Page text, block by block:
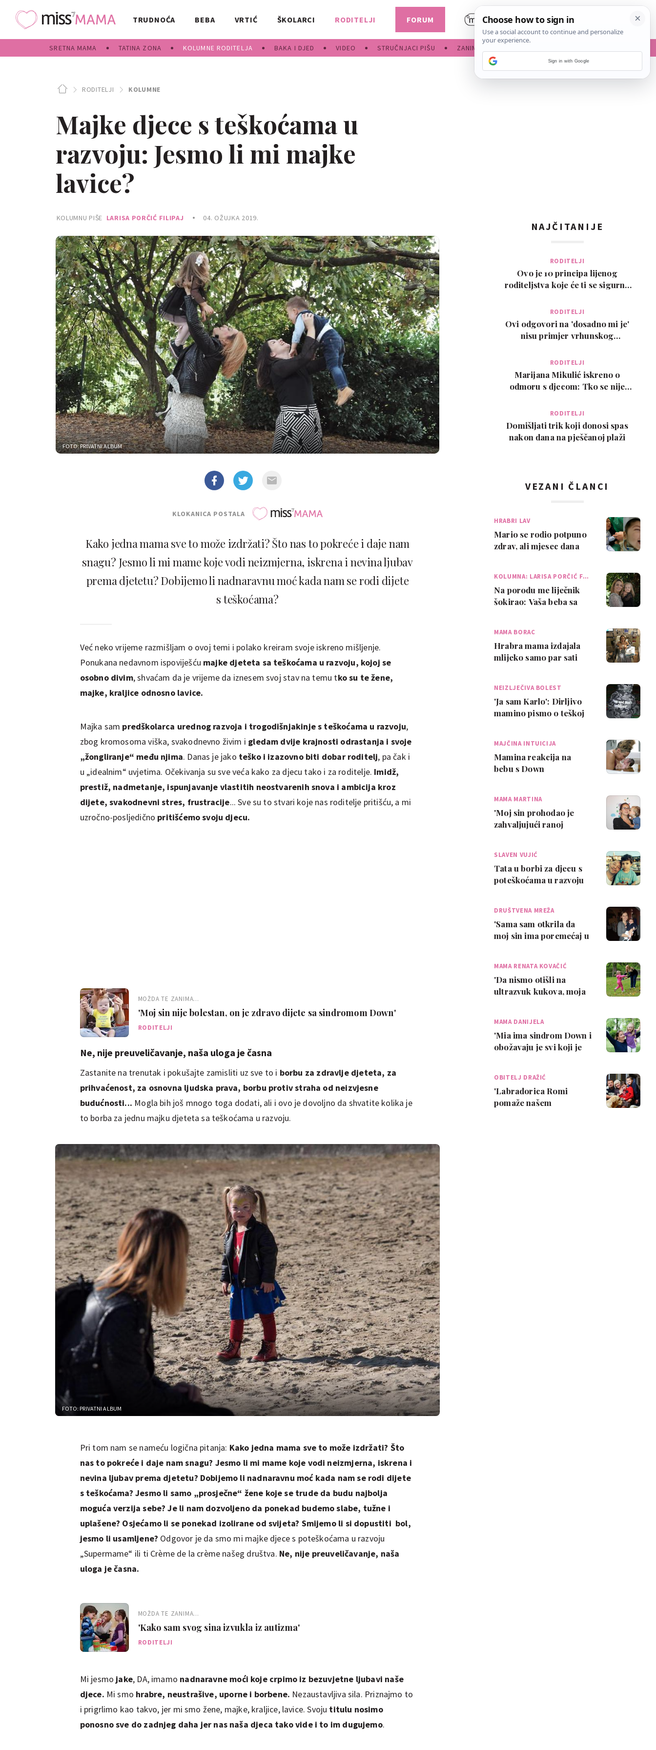
TRUDNOĆA BEBA VRTIĆ ŠKOLARCI RODITELJI
SRETNA MAMA TATINA ZONA KOLUMNE RODITELJA BAKA I DJED VIDEO STRUČNJACI PIŠU ZANIMLJIVOSTI
FORUM
RODITELJI KOLUMNE
Majke djece s teškoćama u
razvoju: Jesmo li mi majke
lavice?
KOLUMNU PIŠE LARISA PORČIĆ FILIPAJ 04. OŽUJKA 2019.
FOTO: PRIVATNI ALBUM
KLOKANICA POSTALA
Kako jedna mama sve to može izdržati? Što nas to pokreće i daje nam
snagu? Jesmo li mi mame koje vodi neizmjerna, iskrena i nevina ljubav
prema djetetu? Dobijemo li nadnaravnu moć kada nam se rodi dijete
s teškoćama?
Već neko vrijeme razmišljam o ovoj temi i polako kreiram svoje iskreno mišljenje.
Ponukana nedavnom ispoviješću majke djeteta sa teškoćama u razvoju, kojoj se
osobno divim, shvaćam da je vrijeme da iznesem svoj stav na temu tko su te žene,
majke, kraljice odnosno lavice.
Majka sam predškolarca urednog razvoja i trogodišnjakinje s teškoćama u razvoju,
zbog kromosoma viška, svakodnevno živim i gledam dvije krajnosti odrastanja i svoje
„žongliranje“ među njima. Danas je jako teško i izazovno biti dobar roditelj, pa čak i
u „idealnim“ uvjetima. Očekivanja su sve veća kako za djecu tako i za roditelje. Imidž,
prestiž, nadmetanje, ispunjavanje vlastitih neostvarenih snova i ambicija kroz
dijete, svakodnevni stres, frustracije... Sve su to stvari koje nas roditelje pritišću, a mi
uzročno-posljedično pritišćemo svoju djecu.
MOŽDA TE ZANIMA...
'Moj sin nije bolestan, on je zdravo dijete sa sindromom Down'
RODITELJI
Ne, nije preuveličavanje, naša uloga je časna
Zastanite na trenutak i pokušajte zamisliti uz sve to i borbu za zdravlje djeteta, za
prihvaćenost, za osnovna ljudska prava, borbu protiv straha od neizvjesne
budućnosti... Mogla bih još mnogo toga dodati, ali i ovo je dovoljno da shvatite kolika je
to borba za jednu majku djeteta sa teškoćama u razvoju.
FOTO: PRIVATNI ALBUM
Pri tom nam se nameću logična pitanja: Kako jedna mama sve to može izdržati? Što
nas to pokreće i daje nam snagu? Jesmo li mi mame koje vodi neizmjerna, iskrena i
nevina ljubav prema djetetu? Dobijemo li nadnaravnu moć kada nam se rodi dijete
s teškoćama? Jesmo li samo „prosječne“ žene koje se trude da budu najbolja
moguća verzija sebe? Je li nam dozvoljeno da ponekad budemo slabe, tužne i
uplašene? Osjećamo li se ponekad izolirane od svijeta? Smijemo li si dopustiti bol,
jesmo li usamljene? Odgovor je da smo mi majke djece s poteškoćama u razvoju
„Supermame“ ili ti Crème de la crème našeg društva. Ne, nije preuveličavanje, naša
uloga je časna.
MOŽDA TE ZANIMA...
'Kako sam svog sina izvukla iz autizma'
RODITELJI
Mi jesmo jake, DA, imamo nadnaravne moći koje crpimo iz bezuvjetne ljubavi naše
djece. Mi smo hrabre, neustrašive, uporne i borbene. Nezaustavljiva sila. Priznajmo to
i prigrlimo kao takvo, jer mi smo žene, majke, kraljice, lavice. Svoju titulu nosimo
ponosno sve do zadnjeg daha jer nas naša djeca tako vide i to im dugujemo.
NAJČITANIJE
RODITELJI
Ovo je 10 principa lijenog
roditeljstva koje će ti se sigurno
RODITELJI
Ovi odgovori na 'dosadno mi je'
nisu primjer vrhunskog
RODITELJI
Marijana Mikulić iskreno o
odmoru s djecom: Tko se nije
RODITELJI
Domišljati trik koji donosi spas
nakon dana na pješčanoj plaži
VEZANI ČLANCI
HRABRI LAV
Mario se rodio potpuno
zdrav, ali mjesec dana
KOLUMNA: LARISA PORČIĆ F…
Na porodu me liječnik
šokirao: Vaša beba sa
MAMA BORAC
Hrabra mama izdajala
mlijeko samo par sati
NEIZLJEČIVA BOLEST
'Ja sam Karlo': Dirljivo
mamino pismo o teškoj
MAJČINA INTUICIJA
Mamina reakcija na
bebu s Down
MAMA MARTINA
'Moj sin prohodao je
zahvaljujući ranoj
SLAVEN VUJIĆ
Tata u borbi za djecu s
poteškoćama u razvoju
DRUŠTVENA MREŽA
'Sama sam otkrila da
moj sin ima poremećaj u
MAMA RENATA KOVAČIĆ
'Da nismo otišli na
ultrazvuk kukova, moja
MAMA DANIJELA
'Mia ima sindrom Down i
obožavaju je svi koji je
OBITELJ DRAŽIĆ
'Labradorica Romi
pomaže našem
Sign in with Google